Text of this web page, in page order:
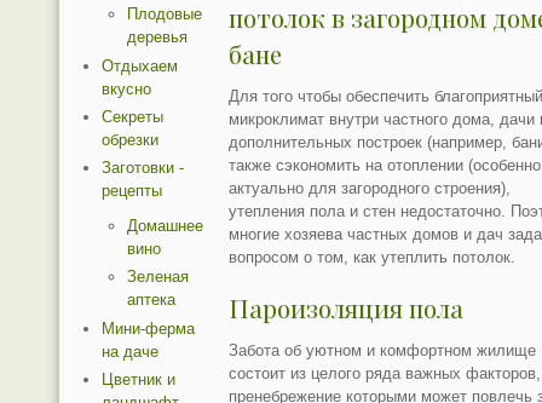
потолок в загородном
бане
Для того чтобы обеспечить
микроклимат внутри частного дома, дачи
дополнительных построек (например,
также сэкономить на отоплении
актуально для загородного строения),
утепления пола и стен недостаточно.
многие хозяева частных домов и дач
вопросом о том, как утеплить потолок.
Пароизоляция пола
Забота об уютном и комфортном жилище
состоит из целого ряда важных факторов,
пренебрежение которыми может повлечь
Плодовые
деревья
Отдыхаем
вкусно
Секреты
обрезки
Заготовки -
рецепты
Домашнее
вино
Зеленая
аптека
Мини-ферма
на даче
Цветник и